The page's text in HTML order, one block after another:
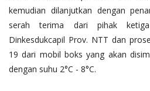
kemudian dilanjutkan dengan
serah terima dari pihak
Dinkesdukcapil Prov. NTT dan
19 dari mobil boks yang akan
dengan suhu 2°C - 8°C.